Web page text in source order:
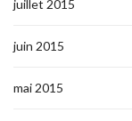
juillet 2015
juin 2015
mai 2015